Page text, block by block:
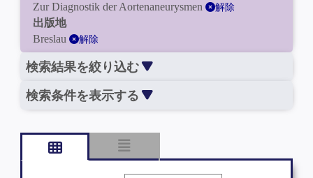
Zur Diagnostik der Aortenaneurysmen
解除
出版地
Breslau
解除
検索結果を絞り込む
検索条件を表示する